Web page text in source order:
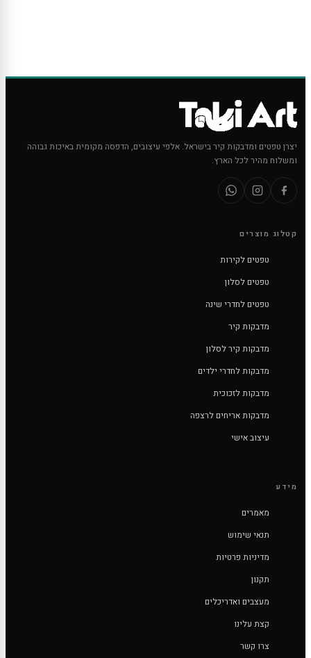
יצרן טפטים ומדבקות קיר בישראל. אלפי עיצובים, הדפסה מקומית באיכות גבוהה
ומשלוח מהיר לכל הארץ.
קטלוג מוצרים
טפטים לקירות
טפטים לסלון
טפטים לחדרי שינה
מדבקות קיר
מדבקות קיר לסלון
מדבקות לחדרי ילדים
מדבקות לזכוכית
מדבקות אריחים לרצפה
עיצוב אישי
מידע
מאמרים
תנאי שימוש
מדיניות פרטיות
תקנון
מעצבים ואדריכלים
קצת עלינו
צרו קשר